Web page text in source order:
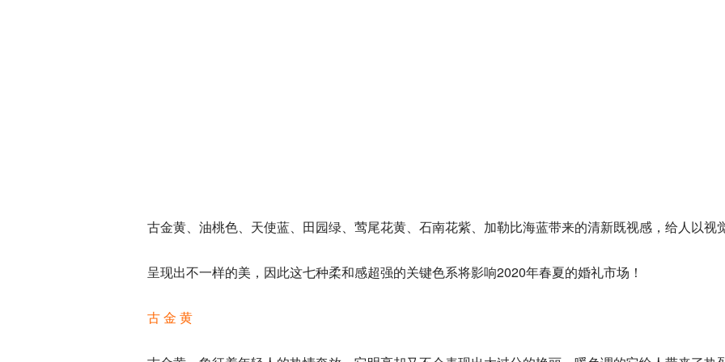
古金黄、油桃色、天使蓝、田园绿、莺尾花黄、石南花紫、加勒比海蓝带来的清新既视感，给人以视
呈现出不一样的美，因此这七种柔和感超强的关键色系将影响2020年春夏的婚礼市场！
古 金 黄